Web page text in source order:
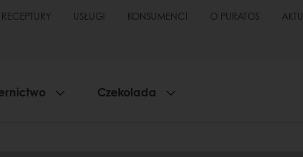
RECEPTURY USŁUGI KONSUMENCI O PURATOS
Czekolada